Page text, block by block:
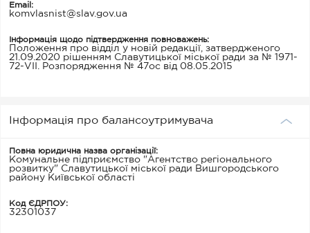
Email:
komvlasnist@slav.gov.ua
Інформація щодо підтвердження повноважень:
Положення про відділ у новій редакції, затвердженого
21.09.2020 рішенням Славутицької міської ради за № 1971-
72-VII. Розпорядження № 47ос від 08.05.2015
Інформація про балансоутримувача
Повна юридична назва організації:
Комунальне підприємство "Агентство регіонального
розвитку" Славутицької міської ради Вишгородського
району Київської області
Код ЄДРПОУ:
32301037